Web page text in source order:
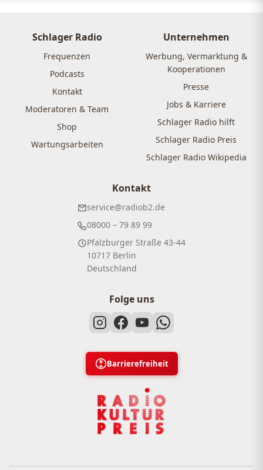
Schlager Radio
Frequenzen
Podcasts
Kontakt
Moderatoren & Team
Shop
Wartungsarbeiten
Unternehmen
Werbung, Vermarktung &
Kooperationen
Presse
Jobs & Karriere
Schlager Radio hilft
Schlager Radio Preis
Schlager Radio Wikipedia
Kontakt
service@radiob2.de
08000 – 79 89 99
Pfalzburger Straße 43-44
10717 Berlin
Deutschland
Folge uns
Barrierefreiheit